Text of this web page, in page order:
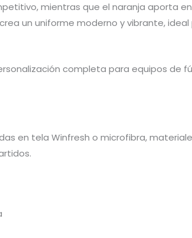
mientras que el naranja aporta
un uniforme moderno y vibrante,
completa para equipos de
en tela Winfresh o microfibra,